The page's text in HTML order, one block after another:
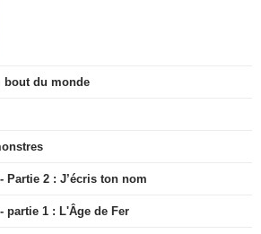
bout du monde
Partie 2 : J’écris ton nom
partie 1 : L'Âge de Fer